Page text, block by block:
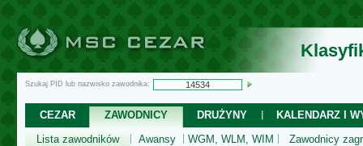
Szukaj PID lub nazwisko zawodnika:
CEZAR ZAWODNICY DRUŻYNY
KALENDARZ I
Lista zawodników
Awansy WGM, WLM, WIM Zawodnicy